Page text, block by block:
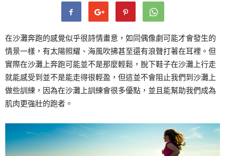
在沙灘奔跑的感覺似乎很詩情畫意，如同偶像劇可能才會發生的
情景一樣，有太陽照耀、海風吹拂甚至還有浪聲打著在耳裡。但
實際在沙灘上奔跑可能並不是那麼輕鬆，脫下鞋子在沙灘上行走
就能感受到並不是能走得很輕盈，但這並不會阻止我們到沙灘上
做些訓練，因為在沙灘上訓練會很多優點，並且能幫助我們成為
肌肉更強壯的跑者。